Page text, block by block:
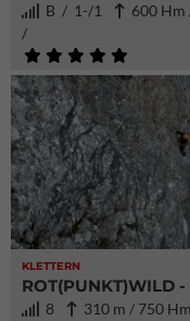
B / 1-/1
600 Hm
/
KLETTERN
ROT(PUNKT)WILD -
8
310 m / 750 Hm